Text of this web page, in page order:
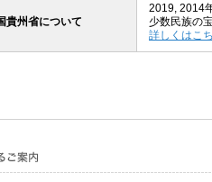
貴州省について
2019, 2014
少数民族の
詳しくはこ